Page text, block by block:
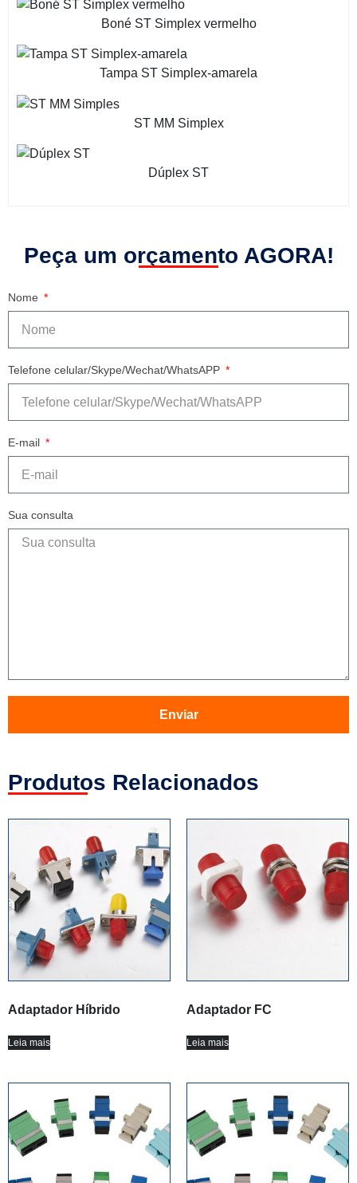
Boné ST Simplex vermelho
Tampa ST Simplex-amarela
ST MM Simplex
Dúplex ST
Peça um orçamento AGORA!
Nome
Telefone celular/Skype/Wechat/WhatsAPP
E-mail
Sua consulta
Enviar
Produtos Relacionados
Adaptador Híbrido
Leia mais
Adaptador FC
Leia mais